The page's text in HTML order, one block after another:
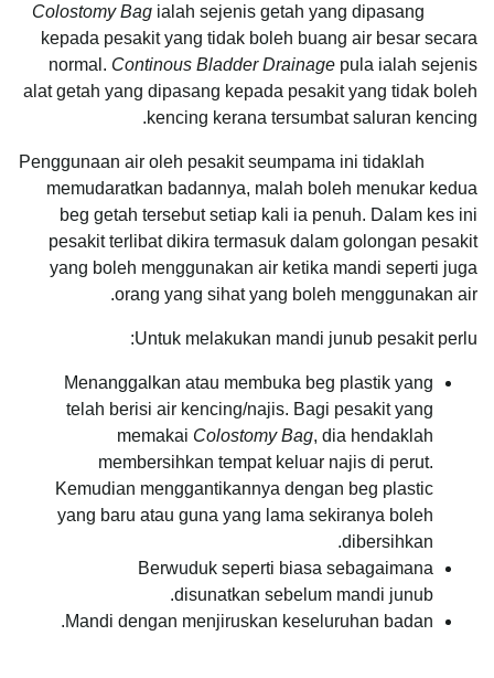
ialah sejenis getah yang dipasang
kepada pesakit yang tidak boleh buang air besar secara
normal. Continous Bladder Drainage pula ialah sejenis
alat getah yang dipasang kepada pesakit yang tidak boleh
kencing kerana tersumbat saluran kencing.
Penggunaan air oleh pesakit seumpama ini tidaklah
memudaratkan badannya, malah boleh menukar kedua
beg getah tersebut setiap kali ia penuh. Dalam kes ini
pesakit terlibat dikira termasuk dalam golongan pesakit
yang boleh menggunakan air ketika mandi seperti juga
orang yang sihat yang boleh menggunakan air.
Untuk melakukan mandi junub pesakit perlu:
Menanggalkan atau membuka beg plastik yang
telah berisi air kencing/najis. Bagi pesakit yang
memakai Colostomy Bag, dia hendaklah
membersihkan tempat keluar najis di perut.
Kemudian menggantikannya dengan beg plastic
yang baru atau guna yang lama sekiranya boleh
dibersihkan.
Berwuduk seperti biasa sebagaimana
disunatkan sebelum mandi junub.
Mandi dengan menjiruskan keseluruhan badan.